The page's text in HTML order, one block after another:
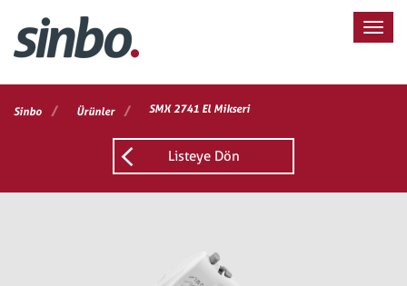
Sinbo / Ürünler / SMX 2741 El Mikseri
Listeye Dön